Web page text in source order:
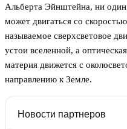
Альберта Эйнштейна, ни
может двигаться со
называемое сверхсветовое
устои вселенной, а
материя движется с
направлению к Земле.
Новости партнеров